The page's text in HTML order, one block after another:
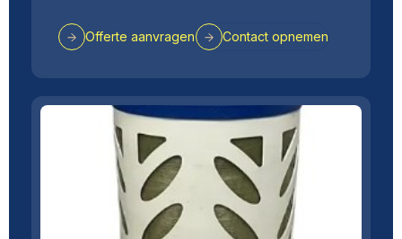
Offerte aanvragen Contact opnemen